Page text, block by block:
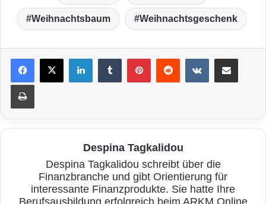
Weihnachtsbaum Weihnachtsgeschenk
LinkedIn VKontakte
Drucken
Despina Tagkalidou
Despina Tagkalidou schreibt über die
Finanzbranche und gibt Orientierung für
interessante Finanzprodukte. Sie hatte Ihre